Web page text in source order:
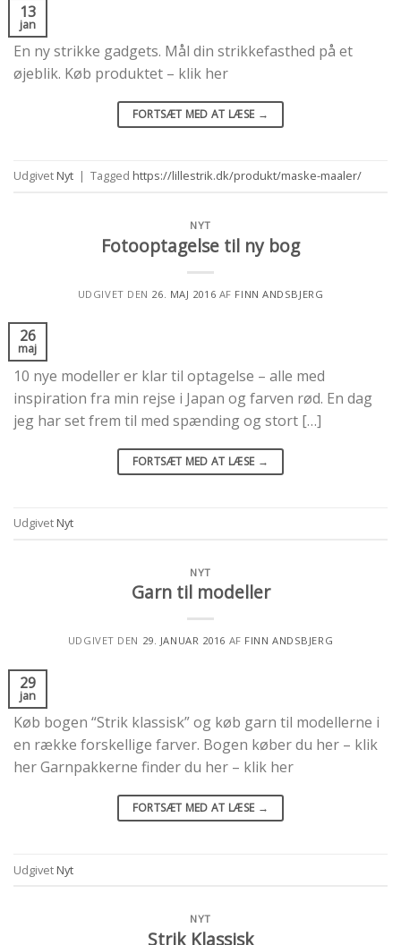
13
jan
En ny strikke gadgets. Mål din strikkefasthed på et
øjeblik. Køb produktet – klik her
FORTSÆT MED AT LÆSE →
Udgivet Nyt | Tagged https://lillestrik.dk/produkt/maske-maaler/
NYT
Fotooptagelse til ny bog
UDGIVET DEN 26. MAJ 2016 AF FINN ANDSBJERG
26
maj
10 nye modeller er klar til optagelse – alle med
inspiration fra min rejse i Japan og farven rød. En dag
jeg har set frem til med spænding og stort […]
FORTSÆT MED AT LÆSE →
Udgivet Nyt
NYT
Garn til modeller
UDGIVET DEN 29. JANUAR 2016 AF FINN ANDSBJERG
29
jan
Køb bogen “Strik klassisk” og køb garn til modellerne i
en række forskellige farver. Bogen køber du her – klik
her Garnpakkerne finder du her – klik her
FORTSÆT MED AT LÆSE →
Udgivet Nyt
NYT
Strik Klassisk